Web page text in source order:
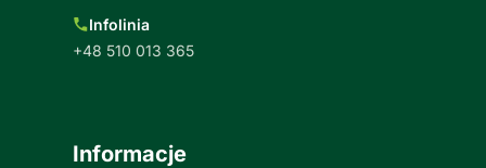
Infolinia
+48 510 013 365
Informacje